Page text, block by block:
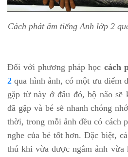
Cách phát âm tiếng Anh lớp 2
Đối với phương pháp học cách
2 qua hình ảnh, có một ưu điểm
gặp từ này ở đâu đó, bộ não
đã gặp và bé sẽ nhanh chóng
thời, trong mỗi ảnh đều có cách
nghe của bé tốt hơn. Đặc biệt,
thú khi vừa được ngắm ảnh vừa